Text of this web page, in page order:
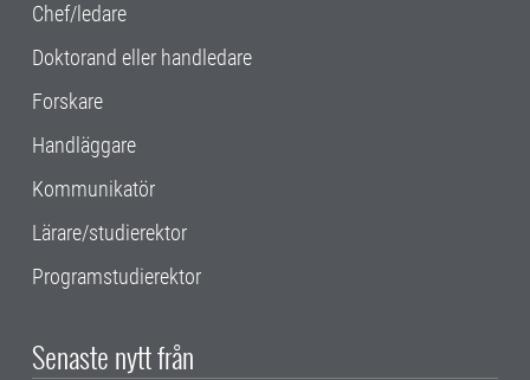
Chef/ledare
Doktorand eller handledare
Forskare
Handläggare
Kommunikatör
Lärare/studierektor
Programstudierektor
Senaste nytt från